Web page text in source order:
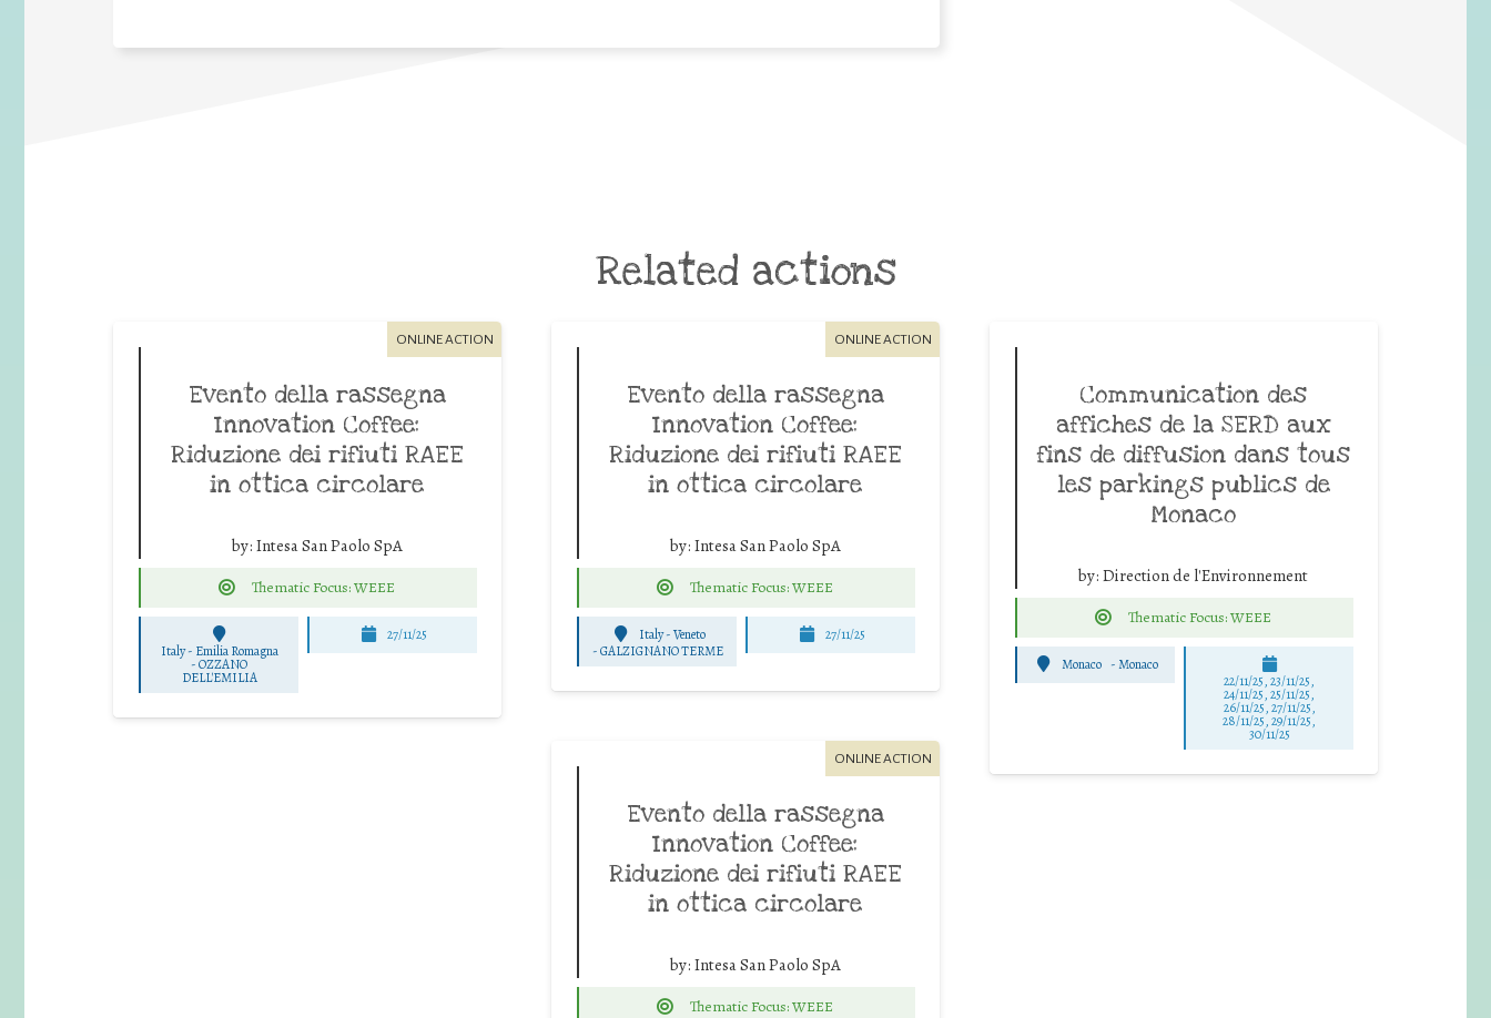
Related actions
ONLINE ACTION
Evento della rassegna
Innovation Coffee:
Riduzione dei rifiuti RAEE
in ottica circolare
by: Intesa San Paolo SpA
Thematic Focus: WEEE
Italy - Emilia Romagna
-OZZANO
DELL'EMILIA
27/11/25
ONLINE ACTION
Evento della rassegna
Innovation Coffee:
Riduzione dei rifiuti RAEE
in ottica circolare
by: Intesa San Paolo SpA
Thematic Focus: WEEE
Italy - Veneto
-GALZIGNANO TERME
27/11/25
Communication des
affiches de la SERD aux
fins de diffusion dans tous
les parkings publics de
Monaco
by: Direction de l'Environnement
Thematic Focus: WEEE
Monaco -Monaco
22/11/25,23/11/25,
24/11/25,25/11/25,
26/11/25,27/11/25,
28/11/25,29/11/25,
30/11/25
ONLINE ACTION
Evento della rassegna
Innovation Coffee:
Riduzione dei rifiuti RAEE
in ottica circolare
by: Intesa San Paolo SpA
Thematic Focus: WEEE